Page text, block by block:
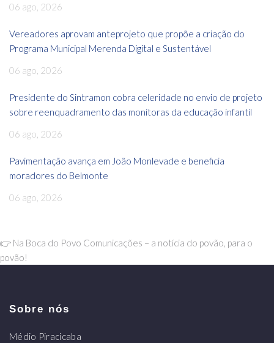
06 ago, 2026
Vereadores aprovam anteprojeto que propõe a criação do
Programa Municipal Merenda Digital e Sustentável
06 ago, 2026
Presidente do Sintramon cobra celeridade no envio de projeto
sobre reenquadramento das monitoras da educação infantil
06 ago, 2026
Pavimentação avança em João Monlevade e beneficia
moradores do Belmonte
06 ago, 2026
👉 Na Boca do Povo Comunicações – a notícia do povão, para o
povão!
Sobre nós
Médio Piracicaba